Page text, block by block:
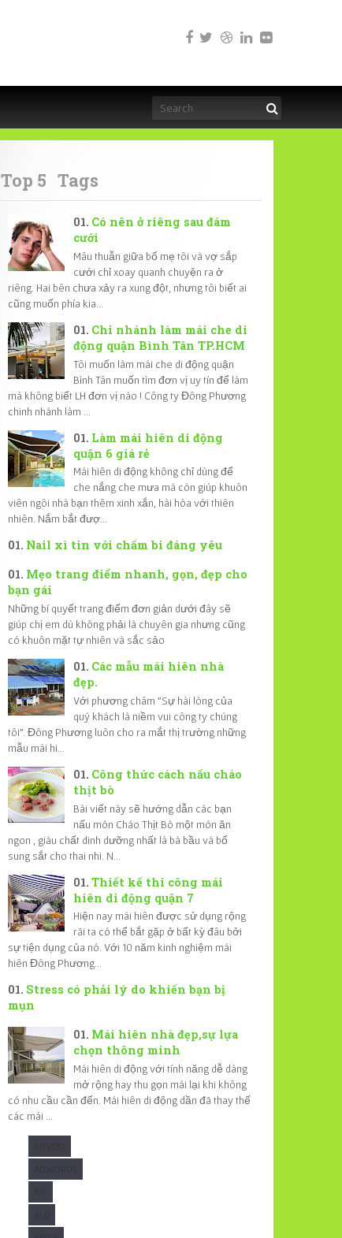
Top 5 Tags
Có nên ở riêng sau đám
cưới
Mâu thuẫn giữa bố mẹ tôi và vợ sắp
cưới chỉ xoay quanh chuyện ra ở
riêng. Hai bên chưa xảy ra xung đột, nhưng tôi biết ai
cũng muốn phía kia...
Chi nhánh làm mái che di
động quận Bình Tân TP.HCM
Tôi muốn làm mái che di động quận
Bình Tân muốn tìm đơn vị uy tín để làm
mà không biết LH đơn vị nào ! Công ty Đông Phương
chinh nhánh làm ...
Làm mái hiên di động
quận 6 giá rẻ
Mái hiên di động không chỉ dùng để
che nắng che mưa mà còn giúp khuôn
viên ngôi nhà bạn thêm xinh xắn, hài hòa với thiên
nhiên. Nắm bắt đượ...
Nail xì tin với chấm bi đáng yêu
Mẹo trang điểm nhanh, gọn, đẹp cho
bạn gái
Những bí quyết trang điểm đơn giản dưới đây sẽ
giúp chị em dù không phải là chuyên gia nhưng cũng
có khuôn mặt tự nhiên và sắc sảo
Các mẫu mái hiên nhà
đẹp.
Với phương châm "Sự hài lòng của
quý khách là niềm vui công ty chúng
tôi". Đông Phương luôn cho ra mắt thị trường những
mẫu mái hi...
Công thức cách nấu cháo
thịt bò
Bài viết này sẽ hướng dẫn các bạn
nấu món Cháo Thịt Bò một món ăn
ngon , giàu chất dinh dưỡng nhất là bà bầu và bổ
sung sắt cho thai nhi. N...
Thiết kế thi công mái
hiên di động quận 7
Hiện nay mái hiên được sử dụng rộng
rãi ta có thể bắt gặp ở bất kỳ đâu bởi
sự tiện dụng của nó. Với 10 năm kinh nghiệm mái
hiên Đông Phương...
Stress có phải lý do khiến bạn bị
mụn
Mái hiên nhà đẹp,sự lựa
chọn thông minh
Mái hiên di động với tính năng dễ dàng
mở rộng hay thu gọn mái lại khi không
có nhu cầu cần đến. Mái hiên di động dần đã thay thế
các mái ...
ADVERT
ADWORDS
AIR
ALU